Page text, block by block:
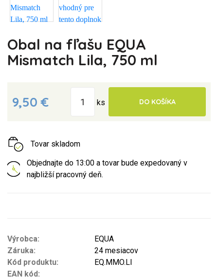
Obal na fľašu EQUA
Mismatch Lila, 750 ml
9,50 € ks DO KOŠÍKA
Tovar skladom
Objednajte do 13:00 a tovar bude expedovaný v
najbližší pracovný deň.
Výrobca:
EQUA
Záruka:
24 mesiacov
Kód produktu:
EQ.MMO.LI
EAN kód: